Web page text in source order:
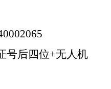
号后四位+无人机